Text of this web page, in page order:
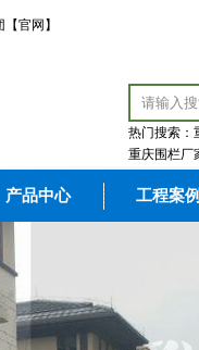
官网】
热门搜索：
重庆围栏厂
产品中心 工程案